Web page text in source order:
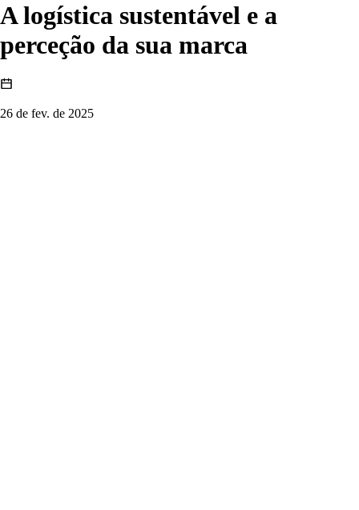
A logística sustentável e a
perceção da sua marca
26 de fev. de 2025